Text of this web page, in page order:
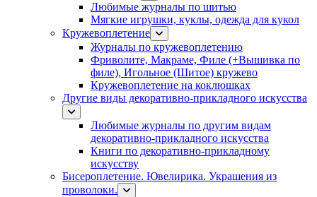
Любимые журналы по шитью
Мягкие игрушки, куклы, одежда для кукол
Кружевоплетение
Журналы по кружевоплетению
Фриволите, Макраме, Филе (+Вышивка по
филе), Игольное (Шитое) кружево
Кружевоплетение на коклюшках
Другие виды декоративно-прикладного искусства
Любимые журналы по другим видам
декоративно-прикладного искусства
Книги по декоративно-прикладному
искусству
Бисероплетение. Ювелирика. Украшения из
проволоки.